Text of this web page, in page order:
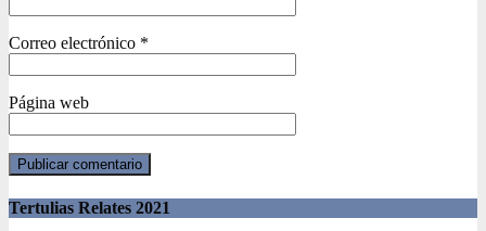
Correo electrónico *
Página web
Tertulias Relates 2021